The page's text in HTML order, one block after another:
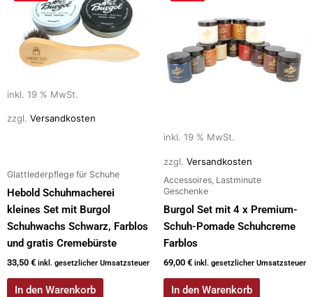
inkl. 19 % MwSt.
zzgl. Versandkosten
Glattlederpflege für Schuhe
Hebold Schuhmacherei
kleines Set mit Burgol
Schuhwachs Schwarz, Farblos
und gratis Cremebürste
33,50 € inkl. gesetzlicher Umsatzsteuer
In den Warenkorb
inkl. 19 % MwSt.
zzgl. Versandkosten
Accessoires, Lastminute
Geschenke
Burgol Set mit 4 x Premium-
Schuh-Pomade Schuhcreme
Farblos
69,00 € inkl. gesetzlicher Umsatzsteuer
In den Warenkorb